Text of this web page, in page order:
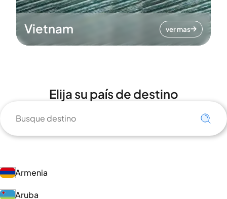
Vietnam ver mas
Elija su país de destino
Armenia
Aruba